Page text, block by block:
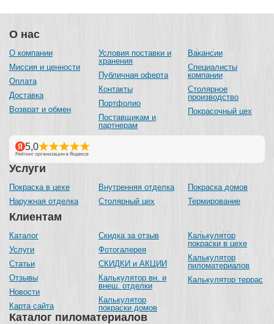
О нас
О компании
Миссия и ценности
Оплата
Доставка
Возврат и обмен
Условия поставки и
хранения
Публичная оферта
Контакты
Портфолио
Поставщикам и
партнерам
Вакансии
Специалисты
компании
Столярное
производство
Покрасочный цех
Каталог пиломатериалов
Услуги
Покраска в цехе
Наружная отделка
Внутренняя отделка
Столярный цех
Покраска домов
Термирование
Клиентам
Каталог
Услуги
Статьи
Отзывы
Новости
Карта сайта
Скидка за отзыв
Фотогалерея
СКИДКИ и АКЦИИ
Калькулятор вн. и
внеш. отделки
Калькулятор
покраски домов
Калькулятор
покраски в цехе
Калькулятор
пиломатериалов
Калькулятор террас